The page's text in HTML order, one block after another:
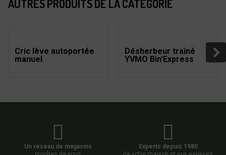
AUTRES PRODUITS DE LA CATÉGORIE
Cric lève autoportée
manuel
Désherbeur traîné
YVMO Bin'Express
Un réseau de magasins
Experts depuis 1980